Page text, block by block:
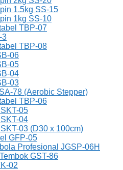
1.5kg SS-15
1kg SS-10
TBP-07
3
TBP-08
06
05
04
03
78 (Aerobic Stepper)
TBP-06
05
04
03 (D30 x 100cm)
GFP-05
Profesional JGSP-06H
GST-86
02